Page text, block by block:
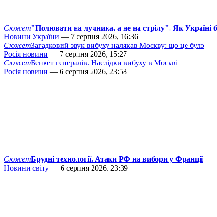
Сюжет"Полювати на лучника, а не на стрілу". Як Україні
Новини України — 7 серпня 2026, 16:36
СюжетЗагадковий звук вибуху налякав Москву: що це було
Росія новини — 7 серпня 2026, 15:27
СюжетБенкет генералів. Наслідки вибуху в Москві
Росія новини — 6 серпня 2026, 23:58
СюжетБрудні технології. Атаки РФ на вибори у Франції
Новини світу — 6 серпня 2026, 23:39